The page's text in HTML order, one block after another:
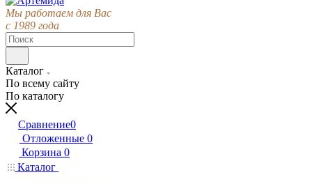
Мы работаем для Вас
с 1989 года
Каталог
По всему сайту
По каталогу
Сравнение0
Отложенные 0
Корзина 0
Каталог